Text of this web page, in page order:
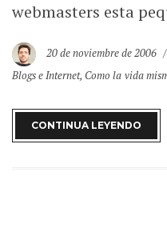
webmasters esta
20 de noviembre de 2006
Blogs e Internet, Como la vida
CONTINUA LEYENDO